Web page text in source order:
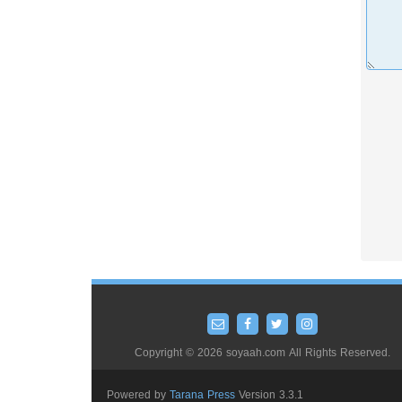
Copyright © 2026 soyaah.com All Rights Reserved.
Powered byTarana PressVersion 3.3.1